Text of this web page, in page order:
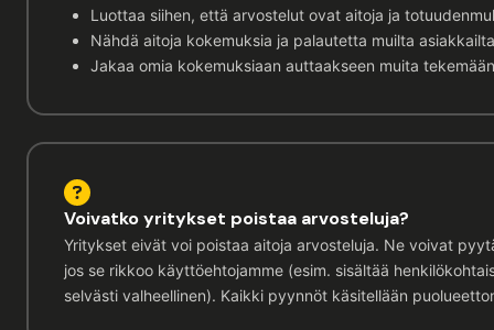
Luottaa siihen, että arvostelut ovat aitoja ja
Nähdä aitoja kokemuksia ja palautetta muilta asiakkailta
Jakaa omia kokemuksiaan auttaakseen muita
Voivatko yritykset poistaa arvosteluja?
Yritykset eivät voi poistaa aitoja arvosteluja. Ne voivat
jos se rikkoo käyttöehtojamme (esim. sisältää
selvästi valheellinen). Kaikki pyynnöt käsitellään